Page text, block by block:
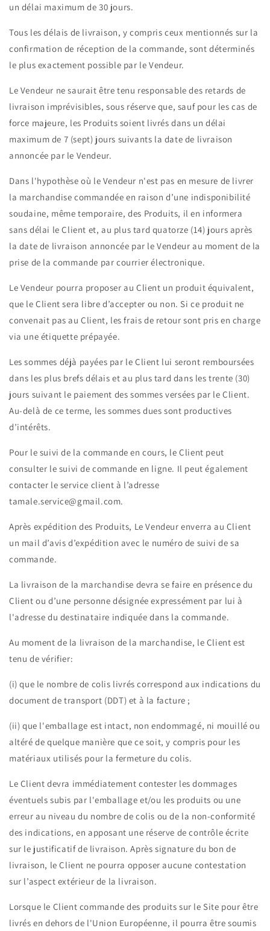
un délai maximum de 30 jours.
Tous les délais de livraison, y compris ceux mentionnés sur la
confirmation de réception de la commande, sont déterminés
le plus exactement possible par le Vendeur.
Le Vendeur ne saurait être tenu responsable des retards de
livraison imprévisibles, sous réserve que, sauf pour les cas de
force majeure, les Produits soient livrés dans un délai
maximum de 7 (sept) jours suivants la date de livraison
annoncée par le Vendeur.
Dans l'hypothèse où le Vendeur n'est pas en mesure de livrer
la marchandise commandée en raison d’une indisponibilité
soudaine, même temporaire, des Produits, il en informera
sans délai le Client et, au plus tard quatorze (14) jours après
la date de livraison annoncée par le Vendeur au moment de la
prise de la commande par courrier électronique.
Le Vendeur pourra proposer au Client un produit équivalent,
que le Client sera libre d’accepter ou non. Si ce produit ne
convenait pas au Client, les frais de retour sont pris en charge
via une étiquette prépayée.
Les sommes déjà payées par le Client lui seront remboursées
dans les plus brefs délais et au plus tard dans les trente (30)
jours suivant le paiement des sommes versées par le Client.
Au-delà de ce terme, les sommes dues sont productives
d’intérêts.
Pour le suivi de la commande en cours, le Client peut
consulter le suivi de commande en ligne. Il peut également
contacter le service client à l’adresse
tamale.service@gmail.com.
Après expédition des Produits, Le Vendeur enverra au Client
un mail d’avis d’expédition avec le numéro de suivi de sa
commande.
La livraison de la marchandise devra se faire en présence du
Client ou d’une personne désignée expressément par lui à
l'adresse du destinataire indiquée dans la commande.
Au moment de la livraison de la marchandise, le Client est
tenu de vérifier:
(i) que le nombre de colis livrés correspond aux indications du
document de transport (DDT) et à la facture ;
(ii) que l'emballage est intact, non endommagé, ni mouillé ou
altéré de quelque manière que ce soit, y compris pour les
matériaux utilisés pour la fermeture du colis.
Le Client devra immédiatement contester les dommages
éventuels subis par l'emballage et/ou les produits ou une
erreur au niveau du nombre de colis ou de la non-conformité
des indications, en apposant une réserve de contrôle écrite
sur le justificatif de livraison. Après signature du bon de
livraison, le Client ne pourra opposer aucune contestation
sur l’aspect extérieur de la livraison.
Lorsque le Client commande des produits sur le Site pour être
livrés en dehors de l'Union Européenne, il pourra être soumis